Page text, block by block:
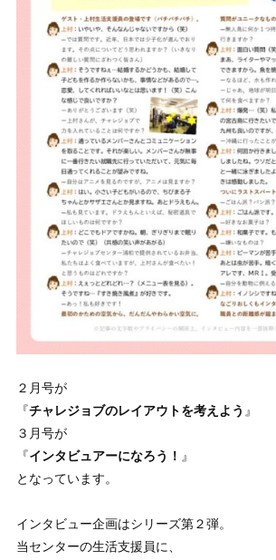
２月号が
『チャレジョブのレイアウトを考えよう 』
３月号が
『インタビュアーになろう！ 』
となっています。
インタビュー企画はシリーズ第２弾。
当センターの生活支援員に、